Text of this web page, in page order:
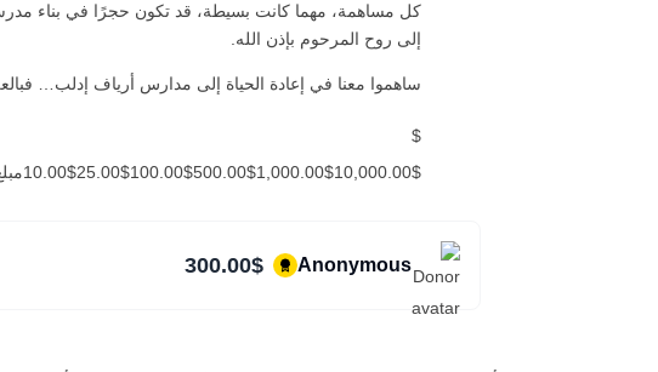
كل مساهمة، مهما كانت بسيطة، قد تكون حجرًا في بناء
إلى روح المرحوم بإذن الله.
ساهموا معنا في إعادة الحياة إلى مدارس أرياف إدلب…
$
10.00$25.00$100.00$500.00$1,000.00$10,000.00$مبلغ مخصص
Anonymous
300.00$